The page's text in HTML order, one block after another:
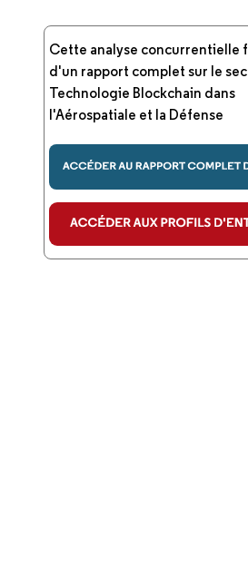
Cette analyse concurrentielle
d'un rapport complet sur le
Technologie Blockchain dans
l'Aérospatiale et la Défense